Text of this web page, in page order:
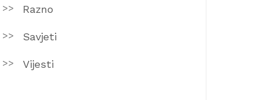
Razno
Savjeti
Vijesti